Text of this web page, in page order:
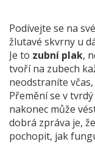
Podívejte se na
žlutavé skvrny u
Je to zubní plak,
tvoří na zubech
neodstraníte
Přemění se v
nakonec může
dobrá zpráva je,
pochopit, jak